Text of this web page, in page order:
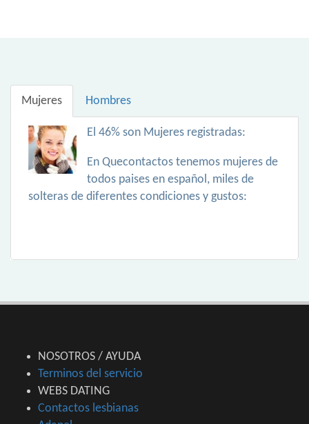
Mujeres Hombres
El 46% son Mujeres registradas:
En Quecontactos tenemos mujeres de
todos paises en español, miles de
solteras de diferentes condiciones y gustos:
NOSOTROS / AYUDA
Terminos del servicio
WEBS DATING
Contactos lesbianas